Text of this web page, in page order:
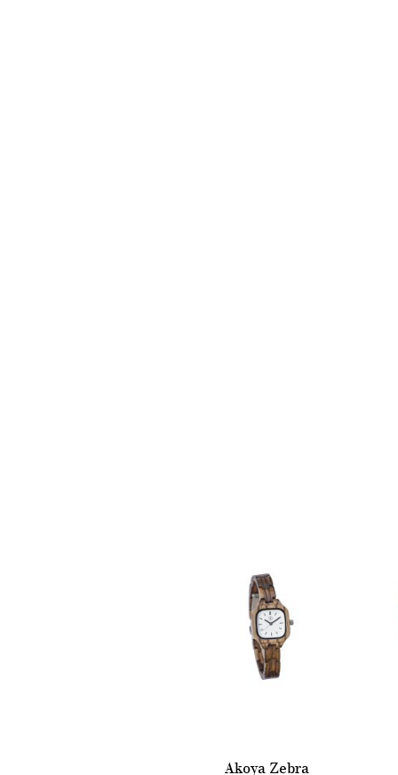
Akoya Zebra